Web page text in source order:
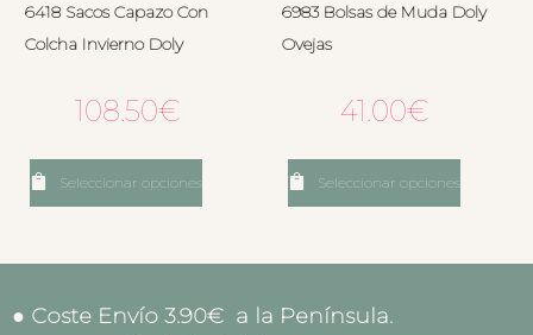
6418 Sacos Capazo Con
Colcha Invierno Doly
108.50€
Seleccionar opciones
6983 Bolsas de Muda Doly
Ovejas
41.00€
Seleccionar opciones
● Coste Envío 3.90€ a la Península.